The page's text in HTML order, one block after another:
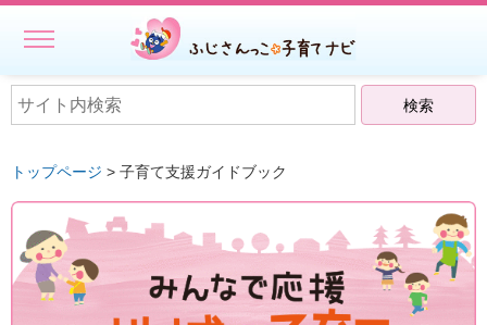
ホーム
子どもを預ける
ファミリー・サポート・センター事業一覧
出張託児サービス一覧
トップページ > 子育て支援ガイドブック